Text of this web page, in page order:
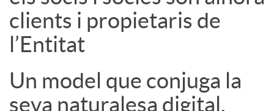
clients i propietaris de
l’Entitat
Un model que conjuga la
seva naturalesa digital,